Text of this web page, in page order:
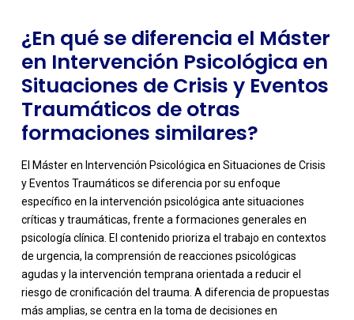
¿En qué se diferencia el Máster
en Intervención Psicológica en
Situaciones de Crisis y Eventos
Traumáticos de otras
formaciones similares?
El Máster en Intervención Psicológica en Situaciones de Crisis
y Eventos Traumáticos se diferencia por su enfoque
específico en la intervención psicológica ante situaciones
críticas y traumáticas, frente a formaciones generales en
psicología clínica. El contenido prioriza el trabajo en contextos
de urgencia, la comprensión de reacciones psicológicas
agudas y la intervención temprana orientada a reducir el
riesgo de cronificación del trauma. A diferencia de propuestas
más amplias, se centra en la toma de decisiones en
-